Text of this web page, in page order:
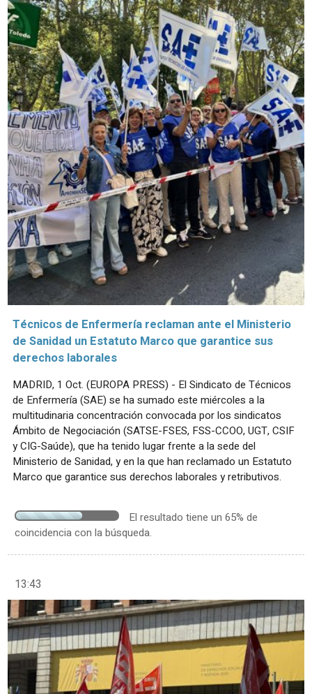
Técnicos de Enfermería reclaman ante el Ministerio
de Sanidad un Estatuto Marco que garantice sus
derechos laborales
MADRID, 1 Oct. (EUROPA PRESS) - El Sindicato de Técnicos
de Enfermería (SAE) se ha sumado este miércoles a la
multitudinaria concentración convocada por los sindicatos
Ámbito de Negociación (SATSE-FSES, FSS-CCOO, UGT, CSIF
y CIG-Saúde), que ha tenido lugar frente a la sede del
Ministerio de Sanidad, y en la que han reclamado un Estatuto
Marco que garantice sus derechos laborales y retributivos.
El resultado tiene un 65% de
coincidencia con la búsqueda.
13:43